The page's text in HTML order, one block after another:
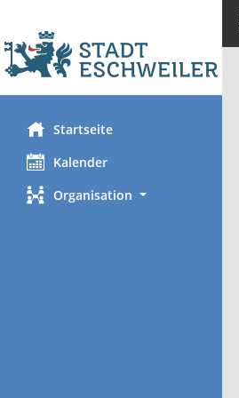
Startseite
Kalender
Organisation